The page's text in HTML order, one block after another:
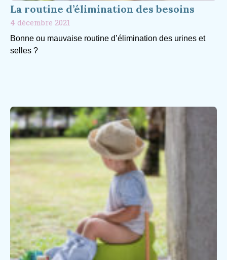
La routine d’élimination des besoins
4 décembre 2021
Bonne ou mauvaise routine d’élimination des urines et
selles ?